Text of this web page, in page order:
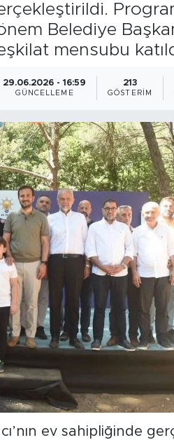
Belediye
mensubu
29.06.2026 - 16:59
GÜNCELLEME
213
GÖSTERIM
ev sahipliğinde